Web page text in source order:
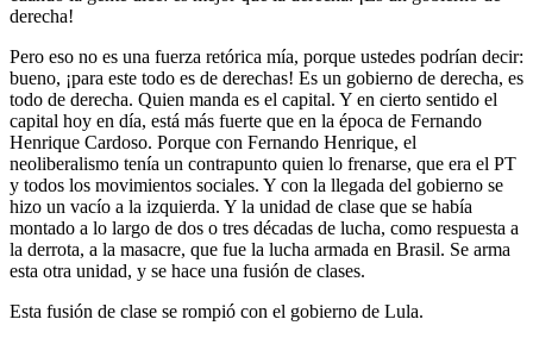
derecha!
Pero eso no es una fuerza retórica mía, porque ustedes podrían decir:
bueno, ¡para este todo es de derechas! Es un gobierno de derecha, es
todo de derecha. Quien manda es el capital. Y en cierto sentido el
capital hoy en día, está más fuerte que en la época de Fernando
Henrique Cardoso. Porque con Fernando Henrique, el
neoliberalismo tenía un contrapunto quien lo frenarse, que era el PT
y todos los movimientos sociales. Y con la llegada del gobierno se
hizo un vacío a la izquierda. Y la unidad de clase que se había
montado a lo largo de dos o tres décadas de lucha, como respuesta a
la derrota, a la masacre, que fue la lucha armada en Brasil. Se arma
esta otra unidad, y se hace una fusión de clases.
Esta fusión de clase se rompió con el gobierno de Lula.